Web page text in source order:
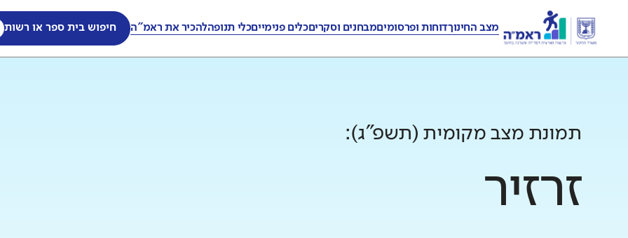
מצב החינוךדוחות ופרסומיםמבחנים וסקריםכלים פנימייםכלי תנופהלהכיר את ראמ"ה חיפוש בית ספר או רשות
תמונת מצב מקומית (תשפ"ג):
זרזיר